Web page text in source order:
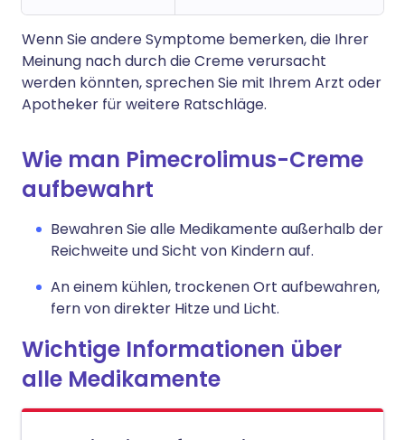
Wenn Sie andere Symptome bemerken, die Ihrer
Meinung nach durch die Creme verursacht
werden könnten, sprechen Sie mit Ihrem Arzt oder
Apotheker für weitere Ratschläge.
Wie man Pimecrolimus-Creme
aufbewahrt
Bewahren Sie alle Medikamente außerhalb der
Reichweite und Sicht von Kindern auf.
An einem kühlen, trockenen Ort aufbewahren,
fern von direkter Hitze und Licht.
Wichtige Informationen über
alle Medikamente